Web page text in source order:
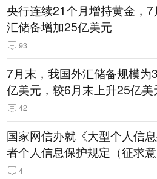
央行连续21个月增持黄金，7
汇储备增加25亿美元
93
7月末，我国外汇储备规模为
亿美元，较6月末上升25亿美
升幅为0.07%
42
国家网信办就《大型个人信
者个人信息保护规定（征求
稿）》公开征求意见
4